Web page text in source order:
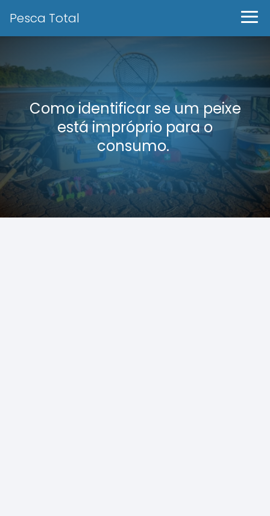
Pesca Total
Como identificar se um peixe
está impróprio para o
consumo.